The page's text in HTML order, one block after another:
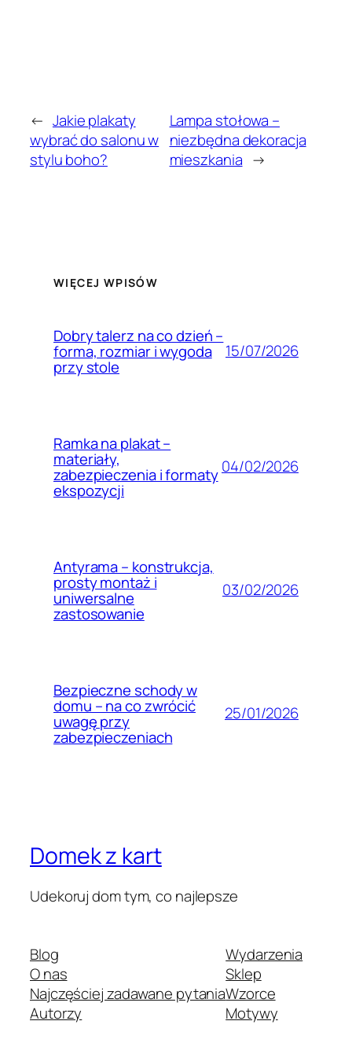
← Jakie plakaty
wybrać do salonu w
stylu boho?
Lampa stołowa –
niezbędna dekoracja
mieszkania →
WIĘCEJ WPISÓW
Dobry talerz na co dzień –
forma, rozmiar i wygoda
przy stole
15/07/2026
Ramka na plakat –
materiały,
zabezpieczenia i formaty
ekspozycji
04/02/2026
Antyrama – konstrukcja,
prosty montaż i
uniwersalne
zastosowanie
03/02/2026
Bezpieczne schody w
domu – na co zwrócić
uwagę przy
zabezpieczeniach
25/01/2026
Domek z kart
Udekoruj dom tym, co najlepsze
Blog
O nas
Najczęściej zadawane pytania
Autorzy
Wydarzenia
Sklep
Wzorce
Motywy